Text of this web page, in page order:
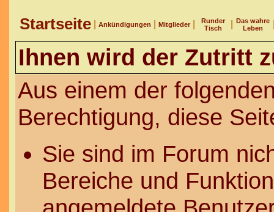
Startseite Ankündigungen Mitglieder
Runder
Tisch
Das wahre
Leben
Ihnen wird der Zutritt
Aus einem der
Berechtigung, diese
Sie sind im Forum
Bereiche und